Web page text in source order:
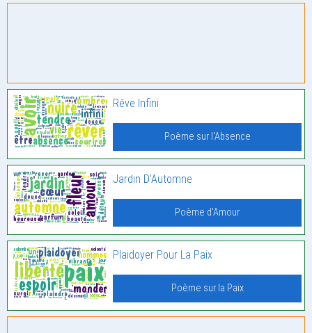
Rêve Infini
Poème sur l'Absence
Jardin D’Automne
Poème d'Amour
Plaidoyer Pour La Paix
Poème sur la Paix